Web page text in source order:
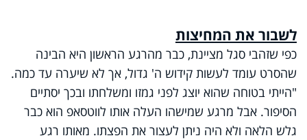
לשבור את המחיצות
כפי שזהבי סגל מציינת, כבר מהרגע הראשון היא הבינה
שהסרט עומד לעשות קידוש ה' גדול, אך לא שיערה עד כמה.
"הייתי בטוחה שהוא יוצג לפני גמזו ומשלחתו ובכך יסתיים
הסיפור. אבל מרגע שמישהו העלה אותו לווטסאפ הוא כבר
גלש הלאה ולא היה ניתן לעצור את הפצתו. מאותו רגע